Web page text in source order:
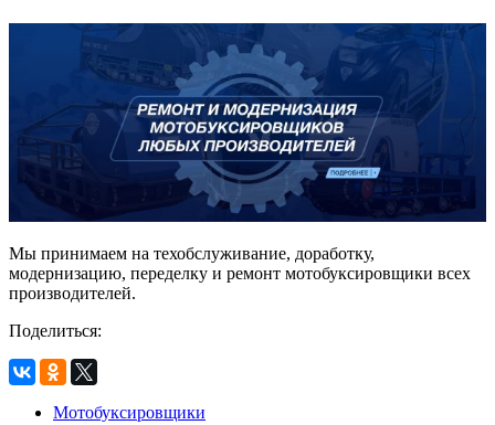
Мы принимаем на техобслуживание, доработку,
модернизацию, переделку и ремонт мотобуксировщики всех
производителей.
Поделиться:
Мотобуксировщики